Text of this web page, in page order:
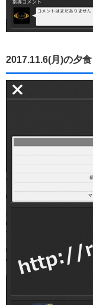
2017.11.6(月)の夕食